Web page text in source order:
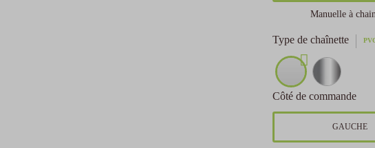
Choisissez votre moyen de financement
Manuelle à
Type de chaînette
Côté de commande
GAUCHE